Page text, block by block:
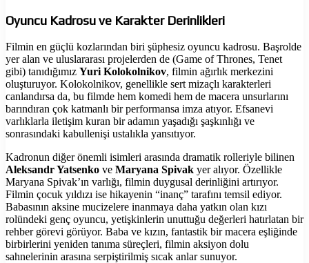
Oyuncu Kadrosu ve Karakter Derinlikleri
Filmin en güçlü kozlarından biri şüphesiz oyuncu kadrosu. Başrolde
yer alan ve uluslararası projelerden de (Game of Thrones, Tenet
gibi) tanıdığımız Yuri Kolokolnikov, filmin ağırlık merkezini
oluşturuyor. Kolokolnikov, genellikle sert mizaçlı karakterleri
canlandırsa da, bu filmde hem komedi hem de macera unsurlarını
barındıran çok katmanlı bir performansa imza atıyor. Efsanevi
varlıklarla iletişim kuran bir adamın yaşadığı şaşkınlığı ve
sonrasındaki kabullenişi ustalıkla yansıtıyor.
Kadronun diğer önemli isimleri arasında dramatik rolleriyle bilinen
Aleksandr Yatsenko ve Maryana Spivak yer alıyor. Özellikle
Maryana Spivak’ın varlığı, filmin duygusal derinliğini artırıyor.
Filmin çocuk yıldızı ise hikayenin “inanç” tarafını temsil ediyor.
Babasının aksine mucizelere inanmaya daha yatkın olan kızı
rolündeki genç oyuncu, yetişkinlerin unuttuğu değerleri hatırlatan bir
rehber görevi görüyor. Baba ve kızın, fantastik bir macera eşliğinde
birbirlerini yeniden tanıma süreçleri, filmin aksiyon dolu
sahnelerinin arasına serpiştirilmiş sıcak anlar sunuyor.